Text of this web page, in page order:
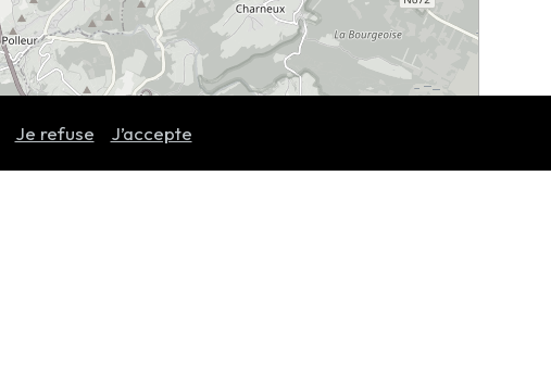
Je refuse J’accepte